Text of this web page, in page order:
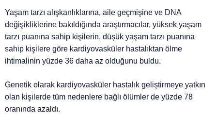
Yaşam tarzı alışkanlıklarına, aile geçmişine ve DNA
değişikliklerine bakıldığında araştırmacılar, yüksek yaşam
tarzı puanına sahip kişilerin, düşük yaşam tarzı puanına
sahip kişilere göre kardiyovasküler hastalıktan ölme
ihtimalinin yüzde 36 daha az olduğunu buldu.
Genetik olarak kardiyovasküler hastalık geliştirmeye yatkın
olan kişilerde tüm nedenlere bağlı ölümler de yüzde 78
oranında azaldı.